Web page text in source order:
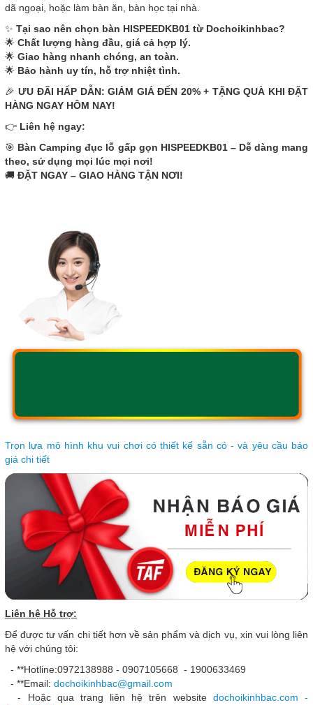
dã ngoại, hoặc làm bàn ăn, bàn học tại nhà.
✨ Tại sao nên chọn bàn HISPEEDKB01 từ Dochoikinhbac?
🌟 Chất lượng hàng đầu, giá cả hợp lý.
🌟 Giao hàng nhanh chóng, an toàn.
🌟 Bảo hành uy tín, hỗ trợ nhiệt tình.
🎉 ƯU ĐÃI HẤP DẪN: GIẢM GIÁ ĐẾN 20% + TẶNG QUÀ KHI ĐẶT
HÀNG NGAY HÔM NAY!
👉 Liên hệ ngay:
🎯 Bàn Camping đục lỗ gấp gọn HISPEEDKB01 – Dễ dàng mang
theo, sử dụng mọi lúc mọi nơi!
🚚 ĐẶT NGAY – GIAO HÀNG TẬN NƠI!
Trọn lựa mô hình khu vui chơi có thiết kế sẵn có - và yêu cầu báo
giá chi tiết
Liên hệ Hỗ trợ:
Để được tư vấn chi tiết hơn về sản phẩm và dịch vụ, xin vui lòng liên
hệ với chúng tôi:
- **Hotline:0972138988 - 0907105668 - 1900633469
- **Email: dochoikinhbac@gmail.com
- Hoặc qua trang liên hệ trên website dochoikinhbac.com -